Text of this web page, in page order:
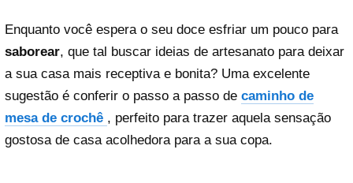
Enquanto você espera o seu doce esfriar um pouco para
saborear, que tal buscar ideias de artesanato para deixar
a sua casa mais receptiva e bonita? Uma excelente
sugestão é conferir o passo a passo de caminho de
mesa de crochê , perfeito para trazer aquela sensação
gostosa de casa acolhedora para a sua copa.